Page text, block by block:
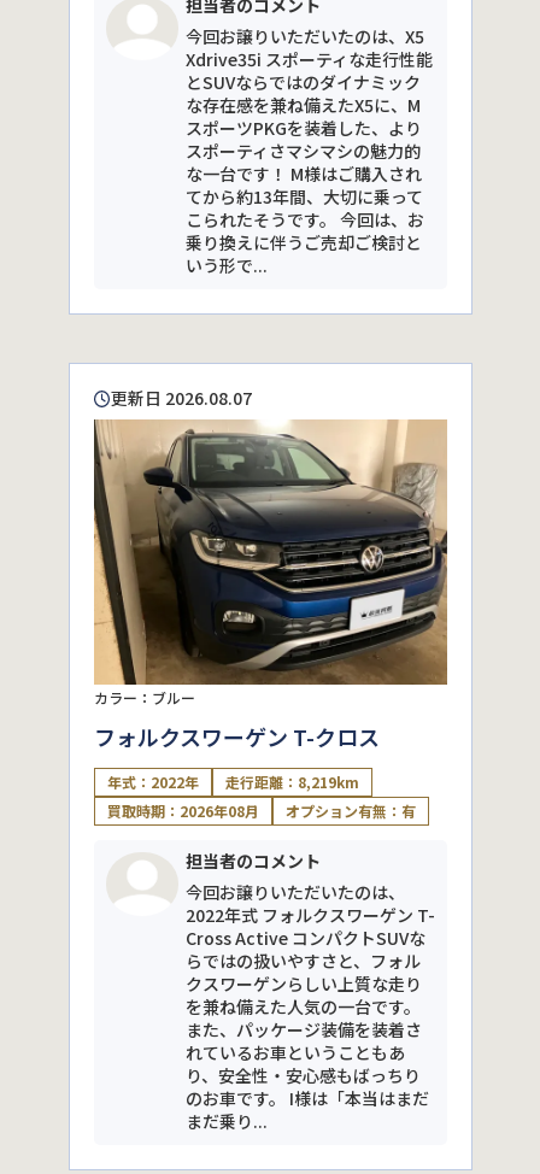
担当者のコメント
今回お譲りいただいたのは、X5
Xdrive35i スポーティな走行性能
とSUVならではのダイナミック
な存在感を兼ね備えたX5に、M
スポーツPKGを装着した、より
スポーティさマシマシの魅力的
な一台です！ M様はご購入され
てから約13年間、大切に乗って
こられたそうです。 今回は、お
乗り換えに伴うご売却ご検討と
いう形で...
更新日 2026.08.07
カラー：ブルー
フォルクスワーゲン T-クロス
年式：2022年
走行距離：8,219km
買取時期：2026年08月
オプション有無：有
担当者のコメント
今回お譲りいただいたのは、
2022年式 フォルクスワーゲン T-
Cross Active コンパクトSUVな
らではの扱いやすさと、フォル
クスワーゲンらしい上質な走り
を兼ね備えた人気の一台です。
また、パッケージ装備を装着さ
れているお車ということもあ
り、安全性・安心感もばっちり
のお車です。 I様は「本当はまだ
まだ乗り...